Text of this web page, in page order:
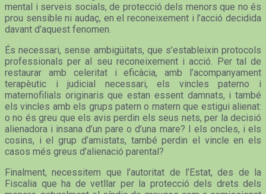
mental i serveis socials, de protecció dels menors que no és
prou sensible ni audaç, en el reconeixement i l’acció decidida
davant d’aquest fenomen.
És necessari, sense ambigüitats, que s’estableixin protocols
professionals per al seu reconeixement i acció. Per tal de
restaurar amb celeritat i eficàcia, amb l’acompanyament
terapèutic i judicial necessari, els vincles paterno i
maternofilials originaris que estan essent damnats, i també
els vincles amb els grups patern o matern que estigui alienat:
o no és greu que els avis perdin els seus nets, per la decisió
alienadora i insana d’un pare o d’una mare? I els oncles, i els
cosins, i el grup d’amistats, també perdin el vincle en els
casos més greus d’alienació parental?
Finalment, necessitem que l’autoritat de l’Estat, des de la
Fiscalia que ha de vetllar per la protecció dels drets dels